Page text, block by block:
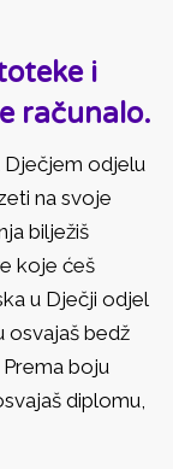
i
računalo.
Dječjem odjelu
na svoje
bilježiš
koje ćeš
u Dječji odjel
osvajaš bedž
boju
diplomu,